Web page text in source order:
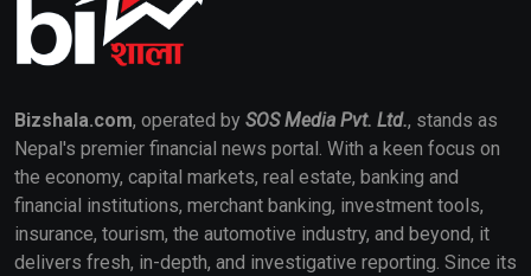
Bizshala.com, operated by SOS Media Pvt. Ltd., stands as
Nepal's premier financial news portal. With a keen focus on
the economy, capital markets, real estate, banking and
financial institutions, merchant banking, investment tools,
insurance, tourism, the automotive industry, and beyond, it
delivers fresh, in-depth, and investigative reporting. Since its